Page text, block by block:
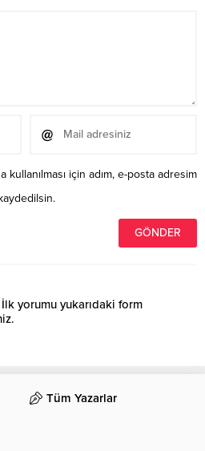
kullanılması için adım, e-posta adresim
yorumu yukarıdaki form
Tüm Yazarlar